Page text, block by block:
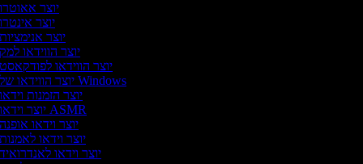
יוצר
יוצר
יוצר
יוצר הווידאו
יוצר הווידאו
יוצר הווידאו של Windows
יוצר הזמנות
יוצר וידאו ASMR
יוצר וידאו
יוצר וידאו
יוצר וידאו